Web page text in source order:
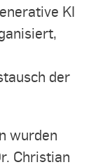
KI
der
wurden
Christian